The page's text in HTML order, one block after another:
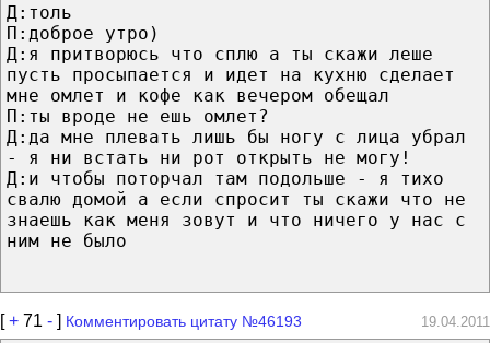
Д:толь
П:доброе утро)
Д:я притворюсь что сплю а ты скажи леше
пусть просыпается и идет на кухню сделает
мне омлет и кофе как вечером обещал
П:ты вроде не ешь омлет?
Д:да мне плевать лишь бы ногу с лица убрал
- я ни встать ни рот открыть не могу!
Д:и чтобы поторчал там подольше - я тихо
свалю домой а если спросит ты скажи что не
знаешь как меня зовут и что ничего у нас с
ним не было
[+ 71 - ] Комментировать цитату №46193 19.04.2011